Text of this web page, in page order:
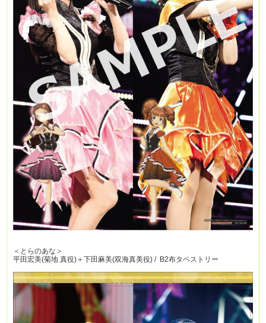
＜とらのあな＞
平田宏美(菊地 真役)＋下田麻美(双海真美役) / B2布タペストリー